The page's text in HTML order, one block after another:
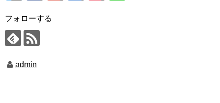
フォローする
admin